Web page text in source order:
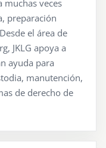
muchas veces
preparación
el área de
JKLG apoya a
ayuda para
manutención,
de derecho de